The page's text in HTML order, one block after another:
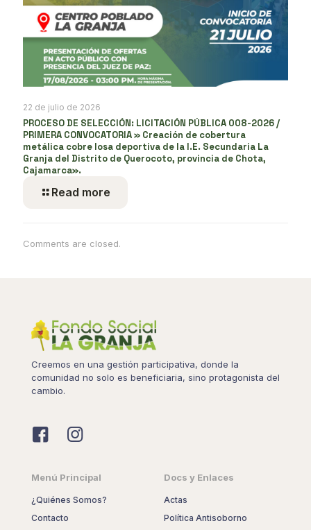
22 de julio de 2026
PROCESO DE SELECCIÓN: LICITACIÓN PÚBLICA 008-2026 /
PRIMERA CONVOCATORIA » Creación de cobertura
metálica cobre losa deportiva de la I.E. Secundaria La
Granja del Distrito de Querocoto, provincia de Chota,
Cajamarca».
Read more
Comments are closed.
Creemos en una gestión participativa, donde la
comunidad no solo es beneficiaria, sino protagonista del
cambio.
Menú Principal
¿Quiénes Somos?
Contacto
Docs y Enlaces
Actas
Política Antisoborno